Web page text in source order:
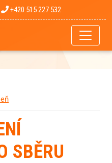
+420 515 227 532
SBĚRU